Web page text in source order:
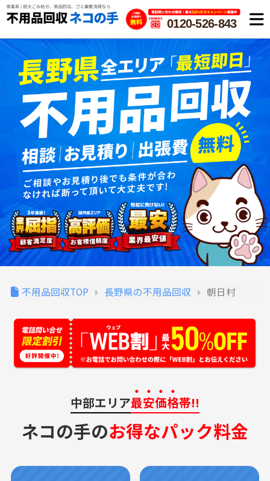
0120-526-843
不用品回収TOP 長野県の不用品回収 朝日村
中部エリア最安価格帯!!
ネコの手のお得なパック料金